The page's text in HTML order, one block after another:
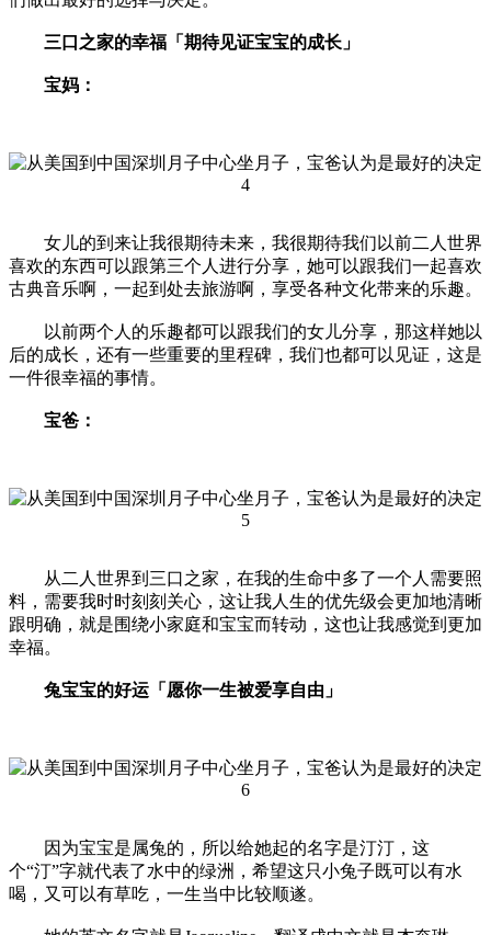
三口之家的幸福「期待见证宝宝的成长」
宝妈：
女儿的到来让我很期待未来，我很期待我们以前二人世界
喜欢的东西可以跟第三个人进行分享，她可以跟我们一起喜欢
古典音乐啊，一起到处去旅游啊，享受各种文化带来的乐趣。
以前两个人的乐趣都可以跟我们的女儿分享，那这样她以
后的成长，还有一些重要的里程碑，我们也都可以见证，这是
一件很幸福的事情。
宝爸：
从二人世界到三口之家，在我的生命中多了一个人需要照
料，需要我时时刻刻关心，这让我人生的优先级会更加地清晰
跟明确，就是围绕小家庭和宝宝而转动，这也让我感觉到更加
幸福。
兔宝宝的好运「愿你一生被爱享自由」
因为宝宝是属兔的，所以给她起的名字是汀汀，这
个“汀”字就代表了水中的绿洲，希望这只小兔子既可以有水
喝，又可以有草吃，一生当中比较顺遂。